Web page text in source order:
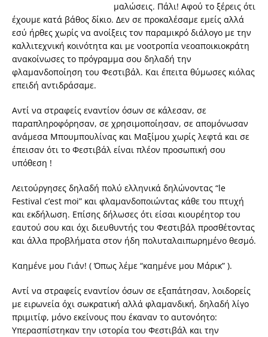
μαλώσεις. Πάλι! Αφού το ξέρεις ότι
έχουμε κατά βάθος δίκιο. Δεν σε προκαλέσαμε εμείς αλλά
εσύ ήρθες χωρίς να ανοίξεις τον παραμικρό διάλογο με την
καλλιτεχνική κοινότητα και με νοοτροπία νεοαποικιοκράτη
ανακοίνωσες το πρόγραμμα σου δηλαδή την
φλαμανδοποίηση του Φεστιβάλ. Και έπειτα θύμωσες κιόλας
επειδή αντιδράσαμε.
Αντί να στραφείς εναντίον όσων σε κάλεσαν, σε
παραπληροφόρησαν, σε χρησιμοποίησαν, σε απομόνωσαν
ανάμεσα Μπουμπουλίνας και Μαξίμου χωρίς λεφτά και σε
έπεισαν ότι το Φεστιβάλ είναι πλέον προσωπική σου
υπόθεση !
Λειτούργησες δηλαδή πολύ ελληνικά δηλώνοντας “le
Festival c’est moi” και φλαμανδοποιώντας κάθε του πτυχή
και εκδήλωση. Επίσης δήλωσες ότι είσαι κιουρέητορ του
εαυτού σου και όχι διευθυντής του Φεστιβάλ προσθέτοντας
και άλλα προβλήματα στον ήδη πολυταλαιπωρημένο θεσμό.
Καημένε μου Γιάν! ( Όπως λέμε “καημένε μου Μάρικ” ).
Αντί να στραφείς εναντίον όσων σε εξαπάτησαν, λοιδορείς
με ειρωνεία όχι σωκρατική αλλά φλαμανδική, δηλαδή λίγο
πριμιτίφ, μόνο εκείνους που έκαναν το αυτονόητο:
Υπερασπίστηκαν την ιστορία του Φεστιβάλ και την